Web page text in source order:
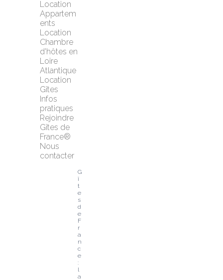
Location
Appartem
ents
Location
Chambre
d'hôtes en
Loire
Atlantique
Location
Gîtes
Infos
pratiques
Rejoindre
Gîtes de
France®
Nous
contacter
G
î
t
e
s
d
e
F
r
a
n
c
e
:
l
a